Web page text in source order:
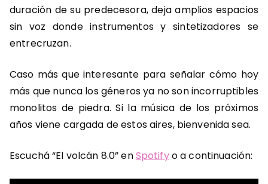
duración de su predecesora, deja amplios espacios
sin voz donde instrumentos y sintetizadores se
entrecruzan.
Caso más que interesante para señalar cómo hoy
más que nunca los géneros ya no son incorruptibles
monolitos de piedra. Si la música de los próximos
años viene cargada de estos aires, bienvenida sea.
Escuchá “El volcán 8.0” enSpotifyo a continuación: